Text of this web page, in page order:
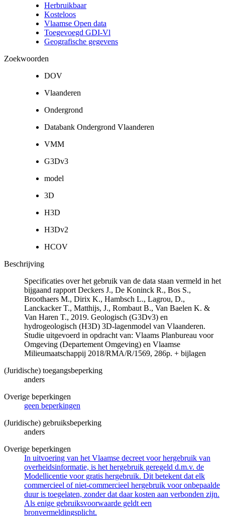
Herbruikbaar
Kosteloos
Vlaamse Open data
Toegevoegd GDI-Vl
Geografische gegevens
Zoekwoorden
DOV
Vlaanderen
Ondergrond
Databank Ondergrond Vlaanderen
VMM
G3Dv3
model
3D
H3D
H3Dv2
HCOV
Beschrijving
Specificaties over het gebruik van de data staan vermeld in het
bijgaand rapport Deckers J., De Koninck R., Bos S.,
Broothaers M., Dirix K., Hambsch L., Lagrou, D.,
Lanckacker T., Matthijs, J., Rombaut B., Van Baelen K. &
Van Haren T., 2019. Geologisch (G3Dv3) en
hydrogeologisch (H3D) 3D-lagenmodel van Vlaanderen.
Studie uitgevoerd in opdracht van: Vlaams Planbureau voor
Omgeving (Departement Omgeving) en Vlaamse
Milieumaatschappij 2018/RMA/R/1569, 286p. + bijlagen
(Juridische) toegangsbeperking
anders
Overige beperkingen
geen beperkingen
(Juridische) gebruiksbeperking
anders
Overige beperkingen
In uitvoering van het Vlaamse decreet voor hergebruik van
overheidsinformatie, is het hergebruik geregeld d.m.v. de
Modellicentie voor gratis hergebruik. Dit betekent dat elk
commercieel of niet-commercieel hergebruik voor onbepaalde
duur is toegelaten, zonder dat daar kosten aan verbonden zijn.
Als enige gebruiksvoorwaarde geldt een
bronvermeldingsplicht.